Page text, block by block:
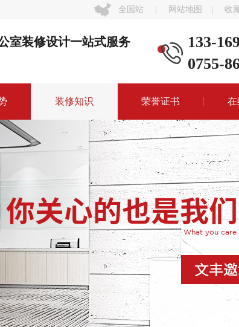
全国站 网站地图 收
室装修设计一站式服务
133-
0755-
装修知识 荣誉证书 在